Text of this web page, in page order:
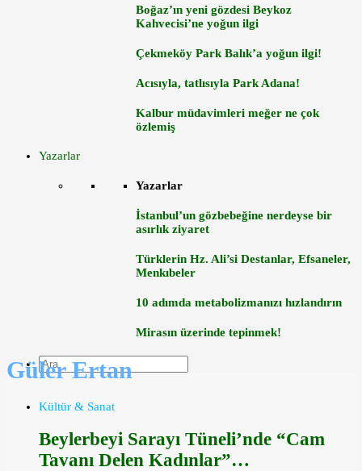
Boğaz’ın yeni gözdesi Beykoz
Kahvecisi’ne yoğun ilgi
Çekmeköy Park Balık’a yoğun ilgi!
Acısıyla, tatlısıyla Park Adana!
Kalbur müdavimleri meğer ne çok
özlemiş
Yazarlar
Yazarlar
İstanbul’un gözbebeğine nerdeyse bir
asırlık ziyaret
Türklerin Hz. Ali’si Destanlar, Efsaneler,
Menkıbeler
10 adımda metabolizmanızı hızlandırın
Mirasın üzerinde tepinmek!
Güler Ertan
Kültür & Sanat
Beylerbeyi Sarayı Tüneli’nde “Cam
Tavanı Delen Kadınlar”…